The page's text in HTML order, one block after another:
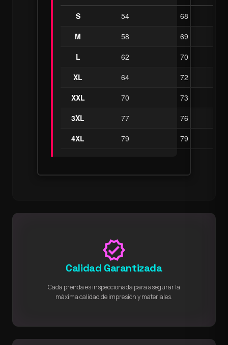
S 54
68
M
58
69
L
62
70
XL
64
72
XXL
70
73
3XL
77
76
4XL
79 79
verified
Calidad Garantizada
Cada prenda es inspeccionada para asegurar la
máxima calidad de impresión y materiales.